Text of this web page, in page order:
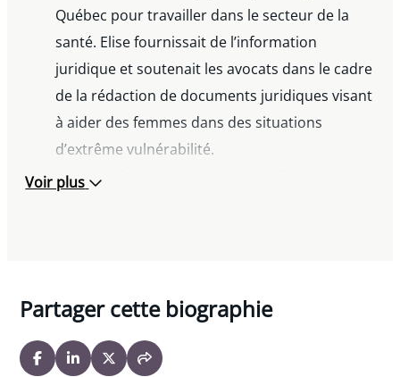
Québec pour travailler dans le secteur de la
santé. Elise fournissait de l’information
juridique et soutenait les avocats dans le cadre
de la rédaction de documents juridiques visant
à aider des femmes dans des situations
d’extrême vulnérabilité.
Action Réfugiés Montréal : Elise offrait du
Voir plus
Partager cette biographie